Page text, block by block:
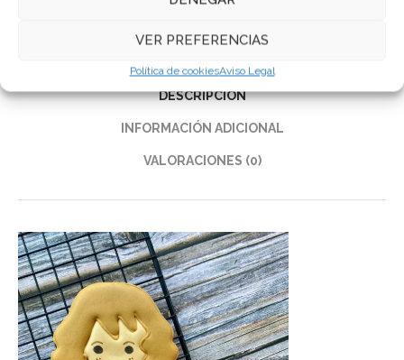
VER PREFERENCIAS
Política de cookiesAviso Legal
DESCRIPCIÓN
INFORMACIÓN ADICIONAL
VALORACIONES (0)